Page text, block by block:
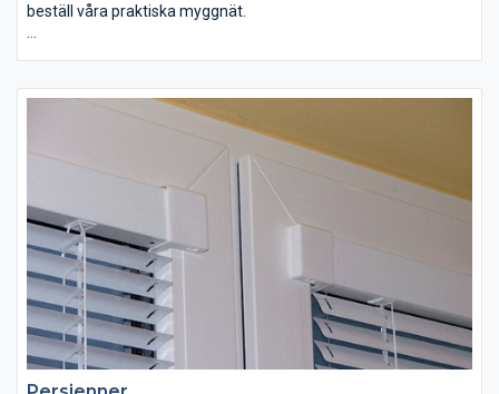
beställ våra praktiska myggnät.
stänga fönstret och behålla myggnätet i. Myggnätet behöver
inte tas bort vid varje användningstillfälle. Rekpols myggnät för
fönster och dörrar kan måttbeställas så det passar dina fönster
exakt. Våra myggnät passar till våra pvc fönster, pvc
altandörrar och till skjutdörrar.